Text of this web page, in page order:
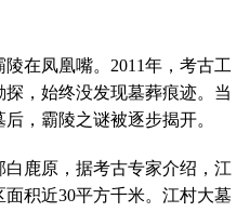
在凤凰嘴。2011年，考古工
，始终没发现墓葬痕迹。当
，霸陵之谜被逐步揭开。
鹿原，据考古专家介绍，江
积近30平方千米。江村大墓